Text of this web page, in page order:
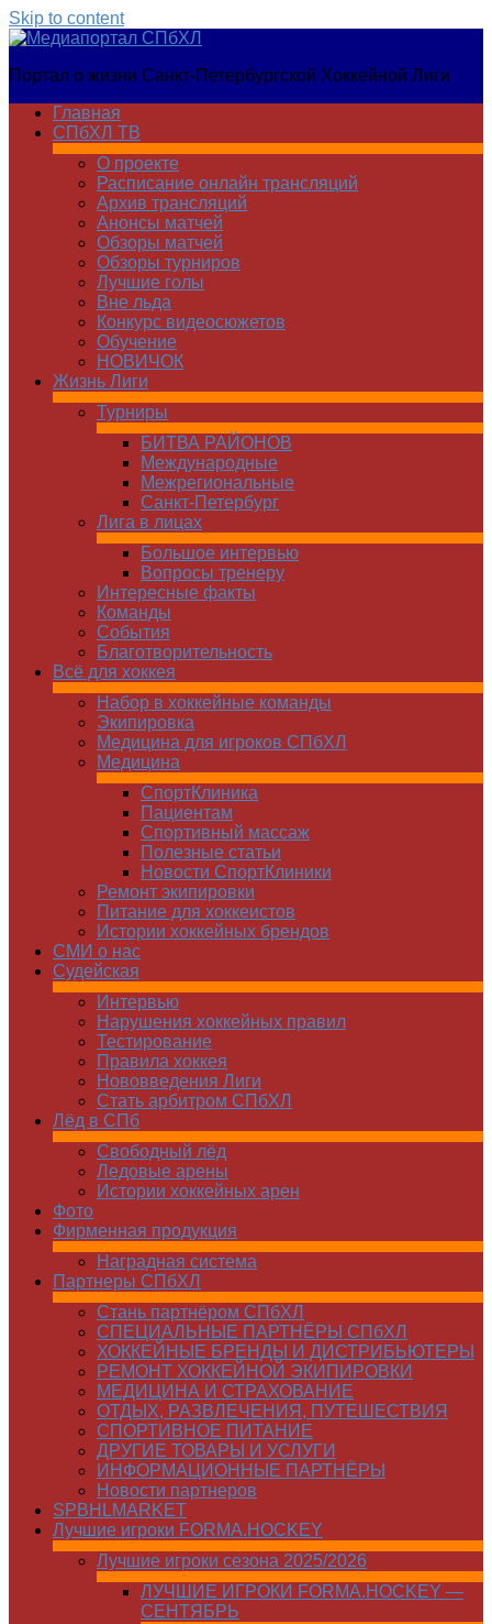
Skip to content
Медиапортал
Портал о жизни Санкт-Петербургской Хоккейной Лиги
Главная
СПбХЛ ТВ
О проекте
Расписание онлайн трансляций
Архив трансляций
Анонсы матчей
Обзоры матчей
Обзоры турниров
Лучшие голы
Вне льда
Конкурс видеосюжетов
Обучение
НОВИЧОК
Жизнь Лиги
Турниры
БИТВА РАЙОНОВ
Международные
Межрегиональные
Санкт-Петербург
Лига в лицах
Большое интервью
Вопросы тренеру
Интересные факты
Команды
Cобытия
Благотворительность
Всё для хоккея
Набор в хоккейные команды
Экипировка
Медицина для игроков СПбХЛ
Медицина
СпортКлиника
Пациентам
Спортивный массаж
Полезные статьи
Новости СпортКлиники
Ремонт экипировки
Питание для хоккеистов
Истории хоккейных брендов
СМИ о нас
Судейская
Интервью
Нарушения хоккейных правил
Тестирование
Правила хоккея
Нововведения Лиги
Стать арбитром СПбХЛ
Лёд в СПб
Свободный лёд
Ледовые арены
Истории хоккейных арен
Фото
Фирменная продукция
Наградная система
Партнеры СПбХЛ
Стань партнёром СПбХЛ
СПЕЦИАЛЬНЫЕ ПАРТНЁРЫ СПбХЛ
ХОККЕЙНЫЕ БРЕНДЫ И ДИСТРИБЬЮТЕРЫ
РЕМОНТ ХОККЕЙНОЙ ЭКИПИРОВКИ
МЕДИЦИНА И СТРАХОВАНИЕ
ОТДЫХ, РАЗВЛЕЧЕНИЯ, ПУТЕШЕСТВИЯ
СПОРТИВНОЕ ПИТАНИЕ
ДРУГИЕ ТОВАРЫ И УСЛУГИ
ИНФОРМАЦИОННЫЕ ПАРТНЁРЫ
Новости партнеров
SPBHLMARKET
Лучшие игроки FORMA.HOCKEY
Лучшие игроки сезона 2025/2026
ЛУЧШИЕ ИГРОКИ FORMA.HOCKEY —
СЕНТЯБРЬ